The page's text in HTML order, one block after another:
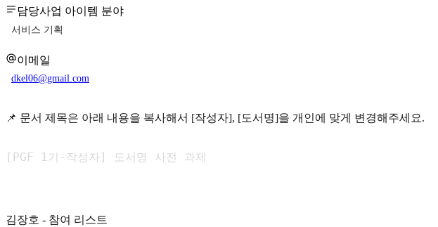
담당사업 아이템 분야
서비스 기획
이메일
dkel06@gmail.com
📌 문서 제목은 아래 내용을 복사해서 [작성자], [도서명]을 개인에 맞게 변경해주세요.
[PGF 1기-작성자] 도서명 사전 과제
김장호 - 참여 리스트